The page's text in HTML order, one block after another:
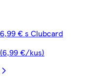
6,99 € s Clubcard
(6,99 €/kus)